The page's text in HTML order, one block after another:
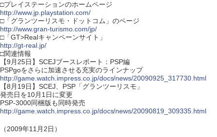
□プレイステーションのホームページ
http://www.jp.playstation.com/
□「グランツーリスモ・ドットコム」のページ
http://www.gran-turismo.com/jp/
□「GT>Realキャンペーンサイト」
http://gt-real.jp/
□関連情報
【9月25日】SCEJブースレポート：PSP編
PSPgoをさらに加速させる充実のラインナップ
http://game.watch.impress.co.jp/docs/news/20090925_317730.html
【8月19日】SCEJ、PSP「グランツーリスモ」
発売日を10月1日に変更
PSP-3000同梱版も同時発売
http://game.watch.impress.co.jp/docs/news/20090819_309335.html
（2009年11月2日）